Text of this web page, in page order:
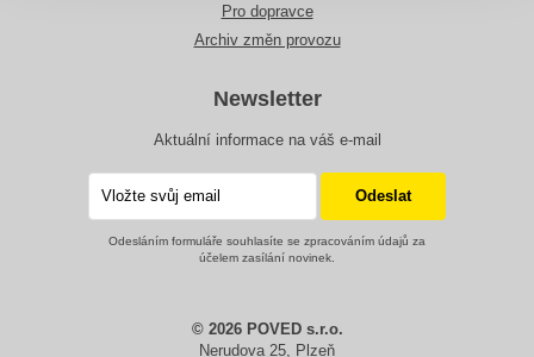
Pro dopravce
Archiv změn provozu
Newsletter
Aktuální informace na váš e-mail
Odesláním formuláře souhlasíte se zpracováním údajů za
účelem zasílání novinek.
© 2026 POVED s.r.o.
Nerudova 25, Plzeň